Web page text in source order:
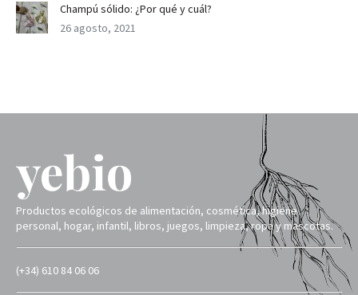
Champú sólido: ¿Por qué y cuál?
26 agosto, 2021
Productos ecológicos de alimentación, cosmética, higiene
personal, hogar, infantil, libros, juegos, limpieza, ropa y mascotas.
(+34) 610 84 06 06